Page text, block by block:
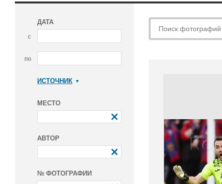
ДАТА
с
по
ИСТОЧНИК
МЕСТО
АВТОР
№ ФОТОГРАФИИ